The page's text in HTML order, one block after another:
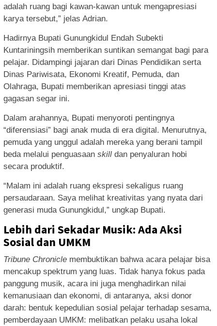
adalah ruang bagi kawan-kawan untuk mengapresiasi
karya tersebut,” jelas Adrian.
Hadirnya Bupati Gunungkidul Endah Subekti
Kuntariningsih memberikan suntikan semangat bagi para
pelajar. Didampingi jajaran dari Dinas Pendidikan serta
Dinas Pariwisata, Ekonomi Kreatif, Pemuda, dan
Olahraga, Bupati memberikan apresiasi tinggi atas
gagasan segar ini.
Dalam arahannya, Bupati menyoroti pentingnya
“diferensiasi” bagi anak muda di era digital. Menurutnya,
pemuda yang unggul adalah mereka yang berani tampil
beda melalui penguasaan skill dan penyaluran hobi
secara produktif.
“Malam ini adalah ruang ekspresi sekaligus ruang
persaudaraan. Saya melihat kreativitas yang nyata dari
generasi muda Gunungkidul,” ungkap Bupati.
Lebih dari Sekadar Musik: Ada Aksi
Sosial dan UMKM
Tribune Chronicle membuktikan bahwa acara pelajar bisa
mencakup spektrum yang luas. Tidak hanya fokus pada
panggung musik, acara ini juga menghadirkan nilai
kemanusiaan dan ekonomi, di antaranya, aksi donor
darah: bentuk kepedulian sosial pelajar terhadap sesama,
pemberdayaan UMKM: melibatkan pelaku usaha lokal